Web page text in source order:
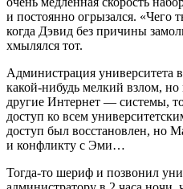
и постоянно огрызался.
когда Дэвид без причины
хмылялся тот.
Администрация университета
какой-нибудь мелкий взлом, но
другие Интернет — системы,
доступ ко всем
доступ был восстановлен, но
и конфликту с Эми…
Тогда-то шериф и позвонил